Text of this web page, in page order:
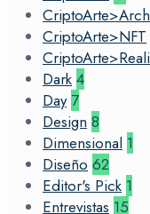
CriptoArte>NFT
Dark 4
Day 7
Design 8
Dimensional 1
Diseño 62
Editor's Pick 1
Entrevistas 15